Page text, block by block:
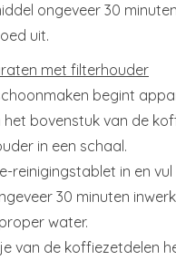
ongeveer 30
uit.
met filterhouder
begint
bovenstuk van de
in een schaal.
reinigingstablet in en
30 minuten
water.
van de koffiezetdelen